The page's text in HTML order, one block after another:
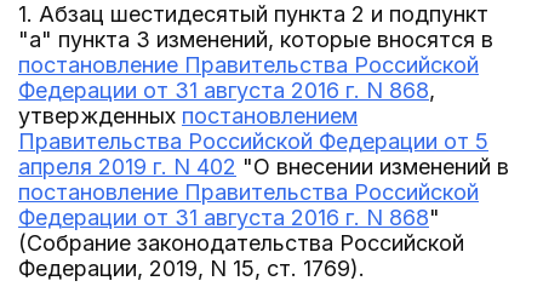
1. Абзац шестидесятый пункта 2 и подпункт
"а" пункта 3 изменений, которые вносятся в
постановление Правительства Российской
Федерации от 31 августа 2016 г. N 868,
утвержденных постановлением
Правительства Российской Федерации от 5
апреля 2019 г. N 402 "О внесении изменений в
постановление Правительства Российской
Федерации от 31 августа 2016 г. N 868"
(Собрание законодательства Российской
Федерации, 2019, N 15, ст. 1769).